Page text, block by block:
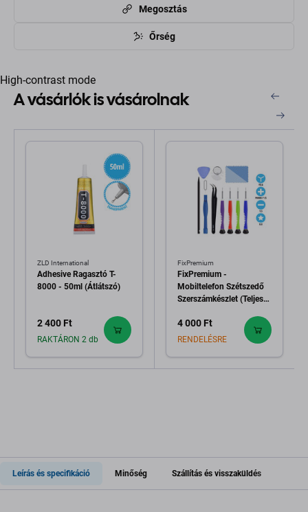
Megosztás
Őrség
High-contrast mode
A vásárlók is vásárolnak
ZLD International
Adhesive Ragasztó T-
8000 - 50ml (Átlátszó)
2 400 Ft
RAKTÁRON 2 db
FixPremium
FixPremium -
Mobiltelefon Szétszedő
Szerszámkészlet (Teljes)
4 000 Ft
RENDELÉSRE
Leírás és specifikáció Minőség Szállítás és visszaküldés